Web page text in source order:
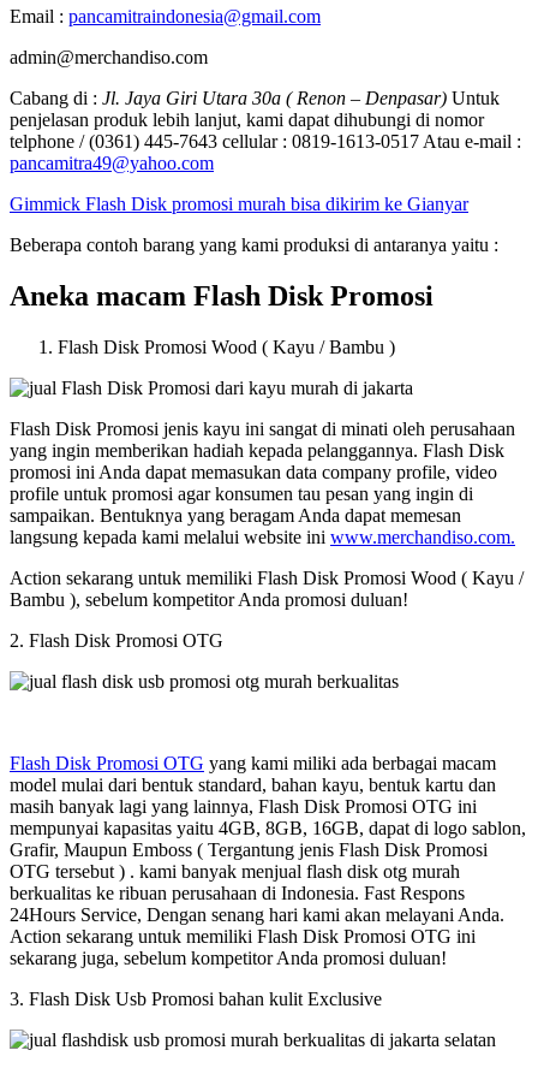
Email : pancamitraindonesia@gmail.com
admin@merchandiso.com
Cabang di : Jl. Jaya Giri Utara 30a ( Renon – Denpasar) Untuk
penjelasan produk lebih lanjut, kami dapat dihubungi di nomor
telphone / (0361) 445-7643 cellular : 0819-1613-0517 Atau e-mail :
pancamitra49@yahoo.com
Gimmick Flash Disk promosi murah bisa dikirim ke Gianyar
Beberapa contoh barang yang kami produksi di antaranya yaitu :
Aneka macam Flash Disk Promosi
Flash Disk Promosi Wood ( Kayu / Bambu )
Flash Disk Promosi jenis kayu ini sangat di minati oleh perusahaan
yang ingin memberikan hadiah kepada pelanggannya. Flash Disk
promosi ini Anda dapat memasukan data company profile, video
profile untuk promosi agar konsumen tau pesan yang ingin di
sampaikan. Bentuknya yang beragam Anda dapat memesan
langsung kepada kami melalui website ini www.merchandiso.com.
Action sekarang untuk memiliki Flash Disk Promosi Wood ( Kayu /
Bambu ), sebelum kompetitor Anda promosi duluan!
2. Flash Disk Promosi OTG
Flash Disk Promosi OTG yang kami miliki ada berbagai macam
model mulai dari bentuk standard, bahan kayu, bentuk kartu dan
masih banyak lagi yang lainnya, Flash Disk Promosi OTG ini
mempunyai kapasitas yaitu 4GB, 8GB, 16GB, dapat di logo sablon,
Grafir, Maupun Emboss ( Tergantung jenis Flash Disk Promosi
OTG tersebut ) . kami banyak menjual flash disk otg murah
berkualitas ke ribuan perusahaan di Indonesia. Fast Respons
24Hours Service, Dengan senang hari kami akan melayani Anda.
Action sekarang untuk memiliki Flash Disk Promosi OTG ini
sekarang juga, sebelum kompetitor Anda promosi duluan!
3. Flash Disk Usb Promosi bahan kulit Exclusive